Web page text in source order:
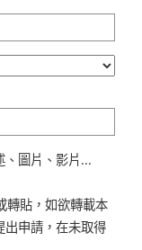
、圖片、影片...
轉貼，如欲轉載本
出申請，在未取得